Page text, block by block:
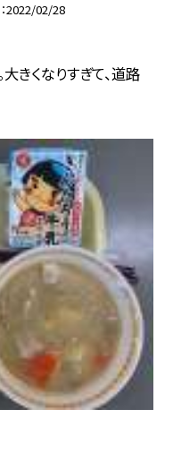
2022/02/28
きくなりすぎて、道路